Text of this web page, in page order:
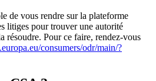
de vous rendre sur la plateforme
litiges pour trouver une autorité
résoudre. Pour ce faire, rendez-vous
consumers/odr/main/?